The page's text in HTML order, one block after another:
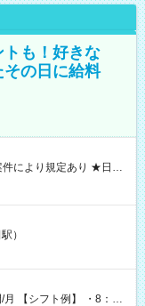
も！好きな
の日に給料
現金GET♪ お仕事後はコ
期間】試
）
00